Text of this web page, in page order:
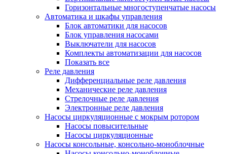
Горизонтальные многоступенчатые насосы
Автоматика и шкафы управления
Блок автоматики для насосов
Блок управления насосами
Выключатели для насосов
Комплекты автоматизации для насосов
Показать все
Реле давления
Дифференциальные реле давления
Механические реле давления
Стрелочные реле давления
Электронные реле давления
Насосы циркуляционные с мокрым ротором
Насосы повысительные
Насосы циркуляционные
Насосы консольные, консольно-моноблочные